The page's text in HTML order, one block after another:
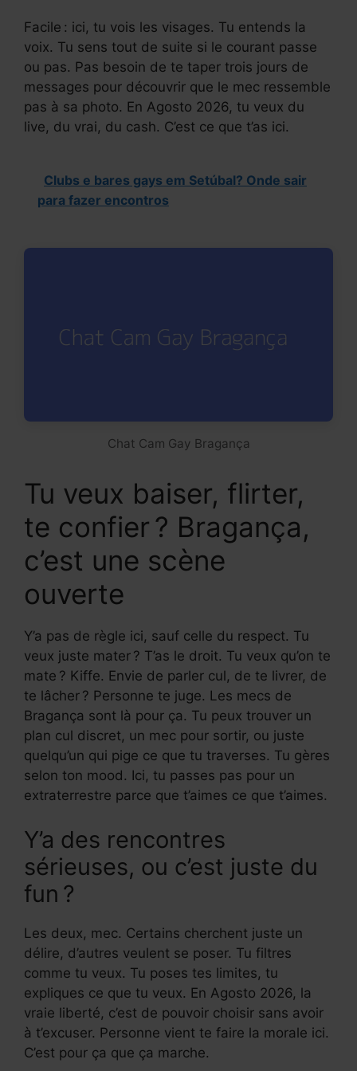
Facile : ici, tu vois les visages. Tu entends la
voix. Tu sens tout de suite si le courant passe
ou pas. Pas besoin de te taper trois jours de
messages pour découvrir que le mec ressemble
pas à sa photo. En Agosto 2026, tu veux du
live, du vrai, du cash. C’est ce que t’as ici.
Clubs e bares gays em Setúbal? Onde sair
para fazer encontros
Chat Cam Gay Bragança
Tu veux baiser, flirter,
te confier ? Bragança,
c’est une scène
ouverte
Y’a pas de règle ici, sauf celle du respect. Tu
veux juste mater ? T’as le droit. Tu veux qu’on te
mate ? Kiffe. Envie de parler cul, de te livrer, de
te lâcher ? Personne te juge. Les mecs de
Bragança sont là pour ça. Tu peux trouver un
plan cul discret, un mec pour sortir, ou juste
quelqu’un qui pige ce que tu traverses. Tu gères
selon ton mood. Ici, tu passes pas pour un
extraterrestre parce que t’aimes ce que t’aimes.
Y’a des rencontres
sérieuses, ou c’est juste du
fun ?
Les deux, mec. Certains cherchent juste un
délire, d’autres veulent se poser. Tu filtres
comme tu veux. Tu poses tes limites, tu
expliques ce que tu veux. En Agosto 2026, la
vraie liberté, c’est de pouvoir choisir sans avoir
à t’excuser. Personne vient te faire la morale ici.
C’est pour ça que ça marche.